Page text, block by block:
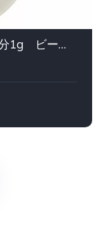
100kcalマイサイズ ホールケア 塩分1g ビーフカレー｜大塚食品